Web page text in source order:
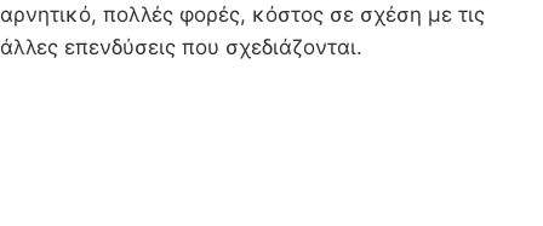
αρνητικό, πολλές φορές, κόστος σε σχέση με τις
άλλες επενδύσεις που σχεδιάζονται.